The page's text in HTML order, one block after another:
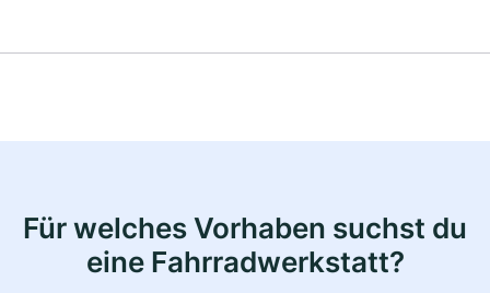
Für welches Vorhaben suchst du
eine Fahrradwerkstatt?